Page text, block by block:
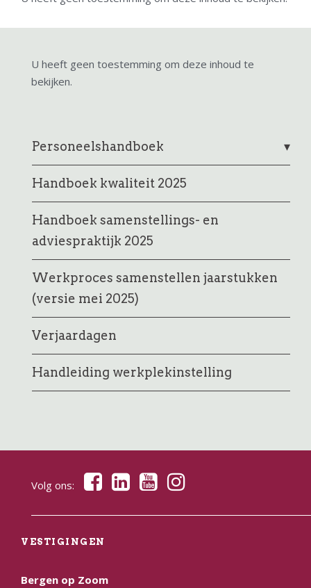
U heeft geen toestemming om deze inhoud te
bekijken.
Personeelshandboek
Handboek kwaliteit 2025
Handboek samenstellings- en
adviespraktijk 2025
Werkproces samenstellen jaarstukken
(versie mei 2025)
Verjaardagen
Handleiding werkplekinstelling
Volg ons:
VESTIGINGEN
Bergen op Zoom